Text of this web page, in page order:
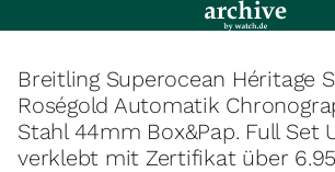
Breitling Superocean Héritage
Roségold Automatik
Stahl 44mm Box&Pap. Full Set
verklebt mit Zertifikat über